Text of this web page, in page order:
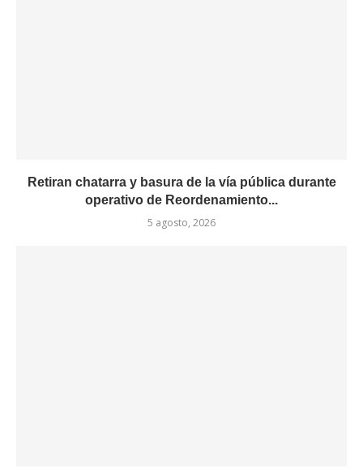
Retiran chatarra y basura de la vía pública durante
operativo de Reordenamiento...
5 agosto, 2026